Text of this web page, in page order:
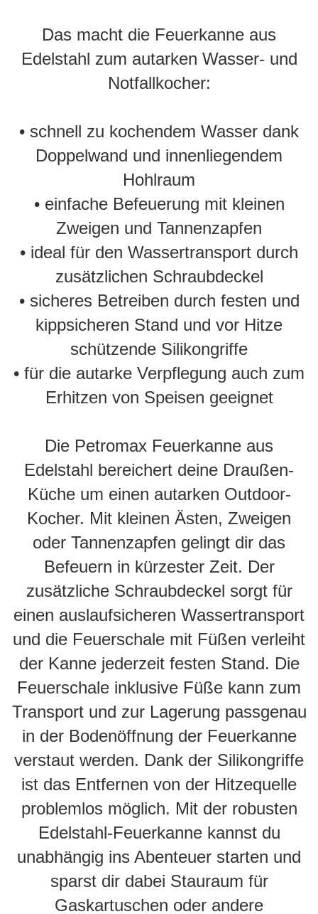
Das macht die Feuerkanne aus
Edelstahl zum autarken Wasser- und
Notfallkocher:
• schnell zu kochendem Wasser dank
Doppelwand und innenliegendem
Hohlraum
• einfache Befeuerung mit kleinen
Zweigen und Tannenzapfen
• ideal für den Wassertransport durch
zusätzlichen Schraubdeckel
• sicheres Betreiben durch festen und
kippsicheren Stand und vor Hitze
schützende Silikongriffe
• für die autarke Verpflegung auch zum
Erhitzen von Speisen geeignet
Die Petromax Feuerkanne aus
Edelstahl bereichert deine Draußen-
Küche um einen autarken Outdoor-
Kocher. Mit kleinen Ästen, Zweigen
oder Tannenzapfen gelingt dir das
Befeuern in kürzester Zeit. Der
zusätzliche Schraubdeckel sorgt für
einen auslaufsicheren Wassertransport
und die Feuerschale mit Füßen verleiht
der Kanne jederzeit festen Stand. Die
Feuerschale inklusive Füße kann zum
Transport und zur Lagerung passgenau
in der Bodenöffnung der Feuerkanne
verstaut werden. Dank der Silikongriffe
ist das Entfernen von der Hitzequelle
problemlos möglich. Mit der robusten
Edelstahl-Feuerkanne kannst du
unabhängig ins Abenteuer starten und
sparst dir dabei Stauraum für
Gaskartuschen oder andere